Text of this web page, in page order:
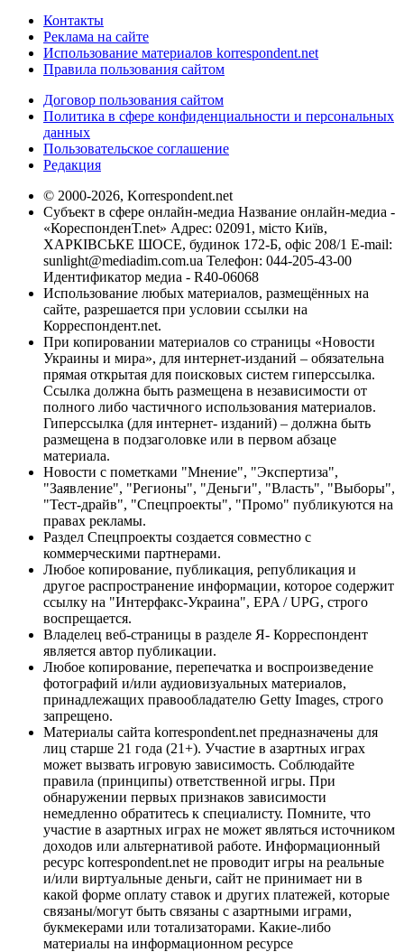
Контакты
Реклама на сайте
Использование материалов korrespondent.net
Правила пользования сайтом
Договор пользования сайтом
Политика в сфере конфиденциальности и персональных
данных
Пользовательское соглашение
Редакция
© 2000-2026, Korrespondent.net
Субъект в сфере онлайн-медиа Название онлайн-медиа -
«КореспонденТ.net» Адрес: 02091, місто Київ,
ХАРКІВСЬКЕ ШОСЕ, будинок 172-Б, офіс 208/1 E-mail:
sunlight@mediadim.com.ua Телефон: 044-205-43-00
Идентификатор медиа - R40-06068
Использование любых материалов, размещённых на
сайте, разрешается при условии ссылки на
Корреспондент.net.
При копировании материалов со страницы «Новости
Украины и мира», для интернет-изданий – обязательна
прямая открытая для поисковых систем гиперссылка.
Ссылка должна быть размещена в независимости от
полного либо частичного использования материалов.
Гиперссылка (для интернет- изданий) – должна быть
размещена в подзаголовке или в первом абзаце
материала.
Новости с пометками "Мнение", "Экспертиза",
"Заявление", "Регионы", "Деньги", "Власть", "Выборы",
"Тест-драйв", "Спецпроекты", "Промо" публикуются на
правах рекламы.
Раздел Спецпроекты создается совместно с
коммерческими партнерами.
Любое копирование, публикация, републикация и
другое распространение информации, которое содержит
ссылку на "Интерфакс-Украина", EPA / UPG, строго
воспрещается.
Владелец веб-страницы в разделе Я- Корреспондент
является автор публикации.
Любое копирование, перепечатка и воспроизведение
фотографий и/или аудиовизуальных материалов,
принадлежащих правообладателю Getty Images, строго
запрещено.
Материалы сайта korrespondent.net предназначены для
лиц старше 21 года (21+). Участие в азартных играх
может вызвать игровую зависимость. Соблюдайте
правила (принципы) ответственной игры. При
обнаружении первых признаков зависимости
немедленно обратитесь к специалисту. Помните, что
участие в азартных играх не может являться источником
доходов или альтернативой работе. Информационный
ресурс korrespondent.net не проводит игры на реальные
и/или виртуальные деньги, сайт не принимает ни в
какой форме оплату ставок и других платежей, которые
связаны/могут быть связаны с азартными играми,
букмекерами или тотализаторами. Какие-либо
материалы на информационном ресурсе